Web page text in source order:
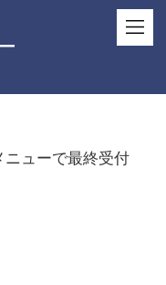
ニューで最終受付